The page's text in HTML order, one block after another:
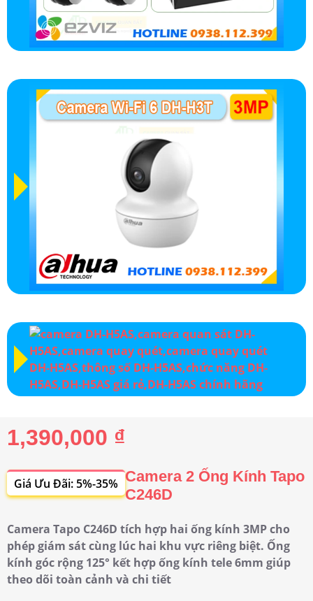
1,390,000 ₫
Giá Ưu Đãi: 5%-35% Camera 2 Ống Kính Tapo
C246D
Camera Tapo C246D tích hợp hai ống kính 3MP cho
phép giám sát cùng lúc hai khu vực riêng biệt. Ống
kính góc rộng 125° kết hợp ống kính tele 6mm giúp
theo dõi toàn cảnh và chi tiết